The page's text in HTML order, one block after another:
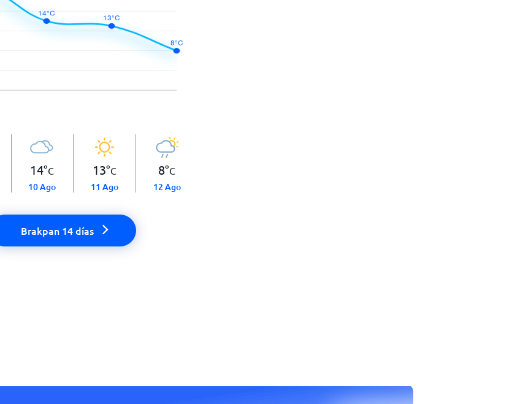
14°C
10 Ago
13°C
11 Ago
8°C
12 Ago
Brakpan 14 días